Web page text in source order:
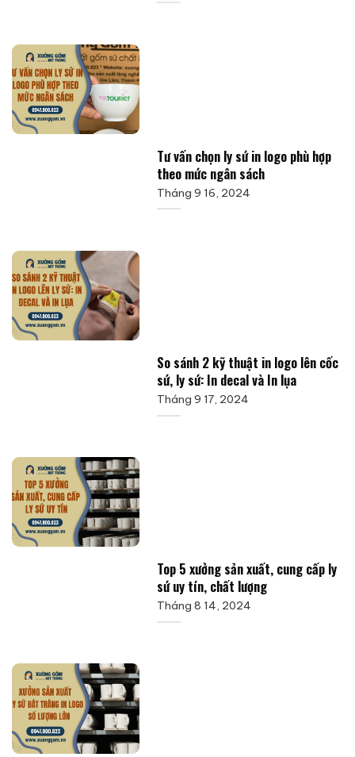
Tư vấn chọn ly sứ in logo phù hợp
theo mức ngân sách
Tháng 9 16, 2024
So sánh 2 kỹ thuật in logo lên cốc
sứ, ly sứ: In decal và In lụa
Tháng 9 17, 2024
Top 5 xưởng sản xuất, cung cấp ly
sứ uy tín, chất lượng
Tháng 8 14, 2024